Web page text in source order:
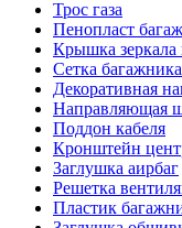
Трос газа
Пенопласт
Крышка зеркала
Сетка багажника
Декоративная
Направляющая
Поддон кабеля
Кронштейн
Заглушка аирбаг
Решетка
Пластик